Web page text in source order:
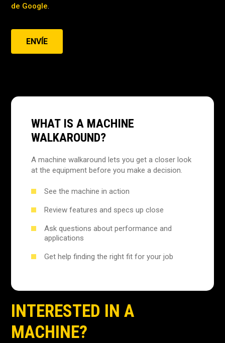
de Google.
ENVÍE
WHAT IS A MACHINE
WALKAROUND?
A machine walkaround lets you get a closer look
at the equipment before you make a decision.
See the machine in action
Review features and specs up close
Ask questions about performance and
applications
Get help finding the right fit for your job
INTERESTED IN A
MACHINE?